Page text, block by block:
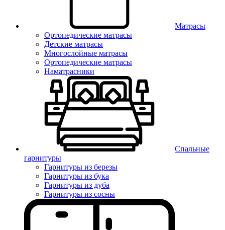
Матрасы
Ортопедические матрасы
Детские матрасы
Многослойные матрасы
Ортопедические матрасы
Наматрасники
Спальные
гарнитуры
Гарнитуры из березы
Гарнитуры из бука
Гарнитуры из дуба
Гарнитуры из сосны